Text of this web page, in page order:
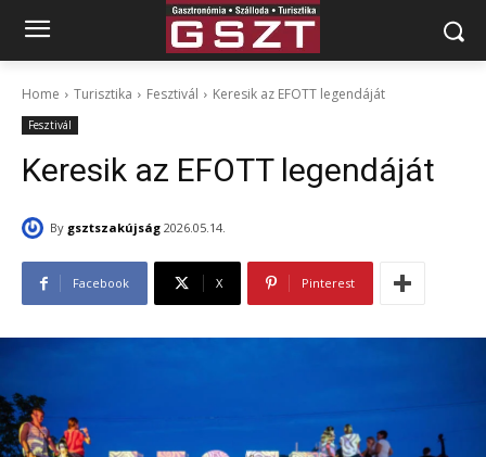
Home Turisztika Fesztivál Keresik az EFOTT legendáját
Fesztivál
Keresik az EFOTT legendáját
By gsztszakújság 2026.05.14.
Facebook X Pinterest